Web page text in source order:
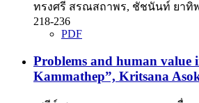
ทรงศรี สรณสถาพร, ชัชนันท์ ยาทิ
218-236
PDF
Problems and human value
Kammathep”, Kritsana